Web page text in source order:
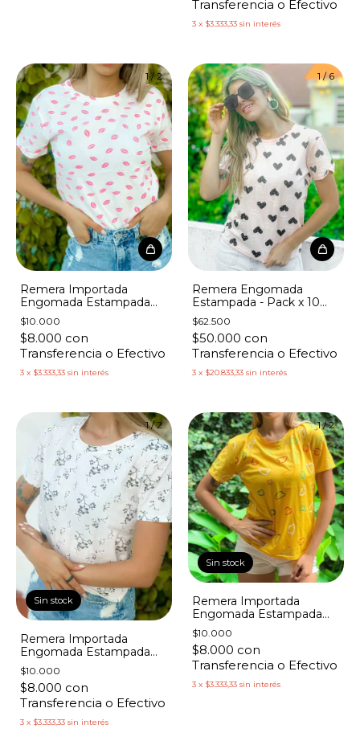
Transferencia o Efectivo
3 x $3.333,33 sin interés
1/ 2
Remera Importada
Engomada Estampada
Labios Rosas
$10.000
$8.000 con
Transferencia o Efectivo
3 x $3.333,33 sin interés
1/6
Remera Engomada
Estampada - Pack x 10
Surtidas
$62.500
$50.000 con
Transferencia o Efectivo
3 x $20.833,33 sin interés
1/2
Sin stock
Remera Importada
Engomada Estampada
Florcitas Negras
$10.000
$8.000 con
Transferencia o Efectivo
3 x $3.333,33 sin interés
1/2
Sin stock
Remera Importada
Engomada Estampada
Corazones Colores
$10.000
$8.000 con
Transferencia o Efectivo
3 x $3.333,33 sin interés